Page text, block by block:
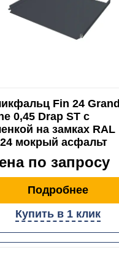
Fin 24 Grand
0,45 Drap ST с
на замках RAL
мокрый асфальт
по запросу
Подробнее
Купить в 1 клик